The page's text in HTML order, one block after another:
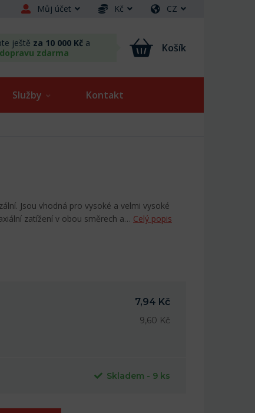
Můj účet Kč CZ
ještě za 10 000 Kč a
dopravu zdarma Košík
Služby Kontakt
Jsou vhodná pro vysoké a velmi vysoké
zatížení v obou směrech a… Celý popis
7,94 Kč
9,60 Kč
Skladem - 9 ks